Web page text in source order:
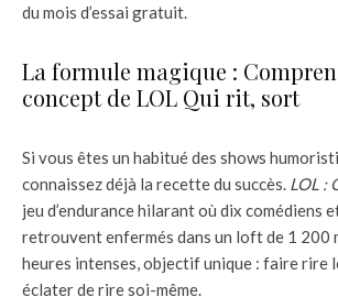
du mois d’essai gratuit.
La formule magique :
concept de LOL Qui rit, sort
Si vous êtes un habitué des shows
connaissez déjà la recette du succès. LOL :
jeu d’endurance hilarant où dix comédiens
retrouvent enfermés dans un loft de 1 200
heures intenses, objectif unique : faire rire
éclater de rire soi-même.